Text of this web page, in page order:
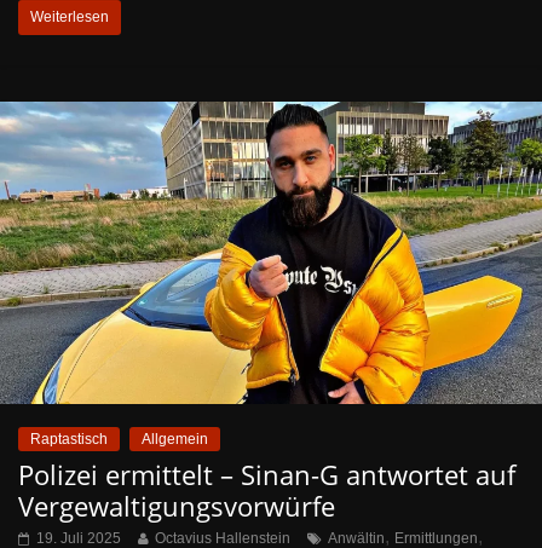
Weiterlesen
Raptastisch Allgemein
Polizei ermittelt – Sinan-G antwortet auf
Vergewaltigungsvorwürfe
19. Juli 2025 Octavius Hallenstein Anwältin, Ermittlungen,